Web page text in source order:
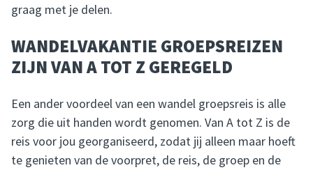
graag met je delen.
WANDELVAKANTIE GROEPSREIZEN
ZIJN VAN A TOT Z GEREGELD
Een ander voordeel van een wandel groepsreis is alle
zorg die uit handen wordt genomen. Van A tot Z is de
reis voor jou georganiseerd, zodat jij alleen maar hoeft
te genieten van de voorpret, de reis, de groep en de